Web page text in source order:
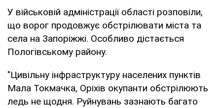
У військовій адміністрації області розповіли,
що ворог продовжує обстрілювати міста та
села на Запоріжжі. Особливо дістається
Пологівському району.
"Цивільну інфраструктуру населених пунктів
Мала Токмачка, Оріхів окупанти обстрілюють
ледь не щодня. Руйнувань зазнають багато